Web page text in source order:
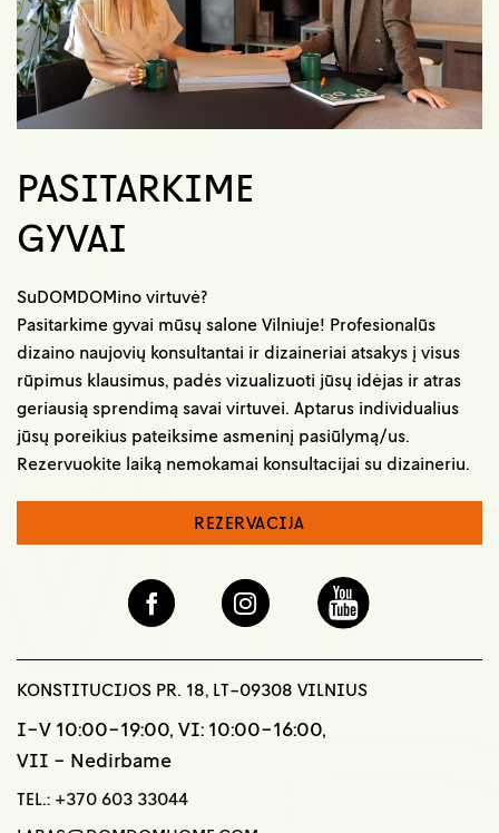
PASITARKIME
GYVAI
SuDOMDOMino virtuvė?
Pasitarkime gyvai mūsų salone Vilniuje! Profesionalūs
dizaino naujovių konsultantai ir dizaineriai atsakys į visus
rūpimus klausimus, padės vizualizuoti jūsų idėjas ir atras
geriausią sprendimą savai virtuvei. Aptarus individualius
jūsų poreikius pateiksime asmeninį pasiūlymą/us.
Rezervuokite laiką nemokamai konsultacijai su dizaineriu.
REZERVACIJA
KONSTITUCIJOS PR. 18, LT-09308 VILNIUS
I-V 10:00-19:00, VI: 10:00-16:00,
VII - Nedirbame
TEL.: +370 603 33044